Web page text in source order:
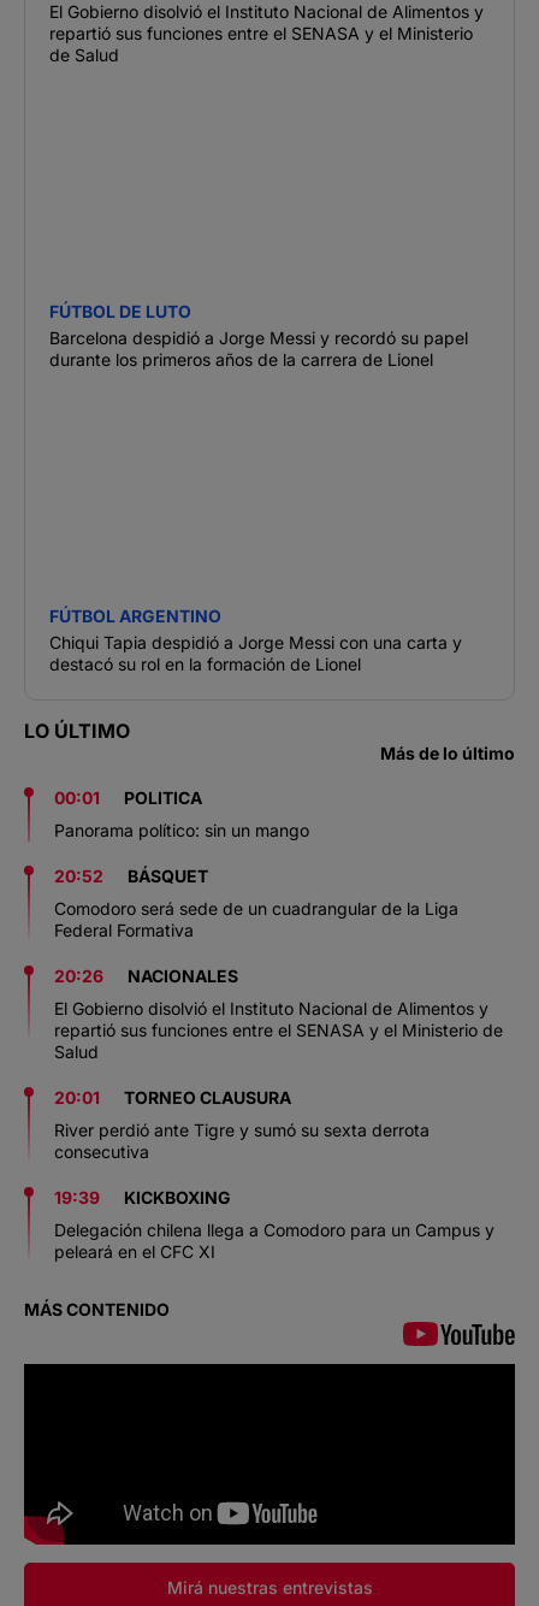
El Gobierno disolvió el Instituto Nacional de Alimentos y
repartió sus funciones entre el SENASA y el Ministerio
de Salud
FÚTBOL DE LUTO
Barcelona despidió a Jorge Messi y recordó su papel
durante los primeros años de la carrera de Lionel
FÚTBOL ARGENTINO
Chiqui Tapia despidió a Jorge Messi con una carta y
destacó su rol en la formación de Lionel
LO ÚLTIMO
Más de lo último
00:01
POLITICA
Panorama político: sin un mango
20:52
BÁSQUET
Comodoro será sede de un cuadrangular de la Liga
Federal Formativa
20:26
NACIONALES
El Gobierno disolvió el Instituto Nacional de Alimentos y
repartió sus funciones entre el SENASA y el Ministerio de
Salud
20:01
TORNEO CLAUSURA
River perdió ante Tigre y sumó su sexta derrota
consecutiva
19:39
KICKBOXING
Delegación chilena llega a Comodoro para un Campus y
peleará en el CFC XI
MÁS CONTENIDO
Mirá nuestras entrevistas